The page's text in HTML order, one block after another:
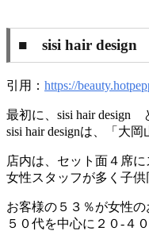
■ sisi hair design
引用： https://
最初に、sisi hair design
sisi hair designは、「大
店内は、セット面４席
女性スタッフが多く子
お客様の５３％が女性
５０代を中心に２０-４